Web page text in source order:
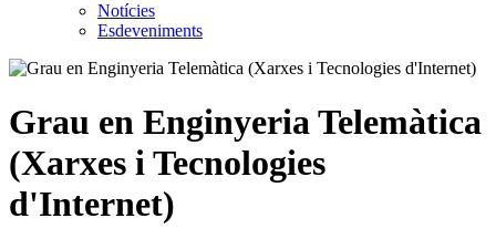
Notícies
Esdeveniments
Grau en Enginyeria Telemàtica
(Xarxes i Tecnologies
d'Internet)